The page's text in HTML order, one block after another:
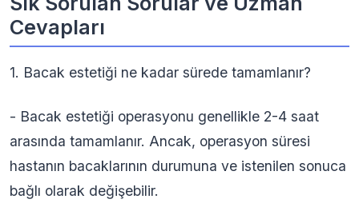
Cevapları
1. Bacak estetiği ne kadar sürede tamamlanır?
- Bacak estetiği operasyonu genellikle 2-4 saat
arasında tamamlanır. Ancak, operasyon süresi
hastanın bacaklarının durumuna ve istenilen sonuca
bağlı olarak değişebilir.